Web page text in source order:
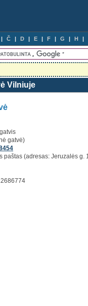
Č D E F G H
Vilniuje
gatvė)
paštas (adresas: Jeruzalės g.